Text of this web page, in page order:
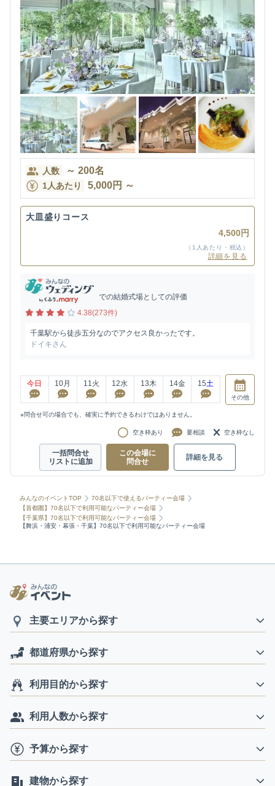
人数 ～ 200名
1人あたり 5,000円 ～
大皿盛りコース
4,500円
（1人あたり・税込）
詳細を見る
での結婚式場としての評価
4.38(273件)
千葉駅から徒歩五分なのでアクセス良かったです。
ドイキさん
今日 10月 11火 12水 13木 14金 15土
その他
※問合せ可の場合でも、確実に予約できるわけではありません。
空き枠あり 要相談 空き枠なし
一括問合せ
リストに追加
この会場に
問合せ
詳細を見る
みんなのイベントTOP
70名以下で使えるパーティー会場
【首都圏】70名以下で利用可能なパーティー会場
【千葉県】70名以下で利用可能なパーティー会場
【舞浜・浦安・幕張・千葉】70名以下で利用可能なパーティー会場
主要エリアから探す
都道府県から探す
利用目的から探す
利用人数から探す
予算から探す
建物から探す